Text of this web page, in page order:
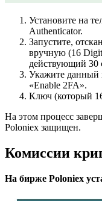
Установите на
Authenticator.
Запустите,
вручную (16
действующий 30
Укажите данный
«Enable 2FA».
Ключ (который
На этом процесс
Poloniex защищен.
Комиссии
На бирже Poloniex